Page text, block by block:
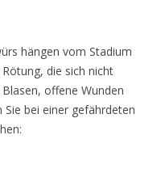
hängen vom Stadium
die sich nicht
offene Wunden
Sie bei einer gefährdeten